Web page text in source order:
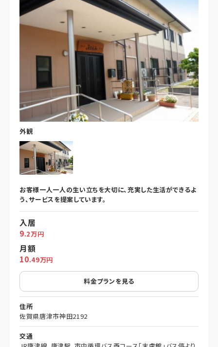
外観
お客様一人一人の生い立ちを大切に、充実した生活ができるよ
う、サービスを提案しています。
入居
9.2万円
月額
10.49万円
料金プランを見る
住所
佐賀県唐津市神田2192
交通